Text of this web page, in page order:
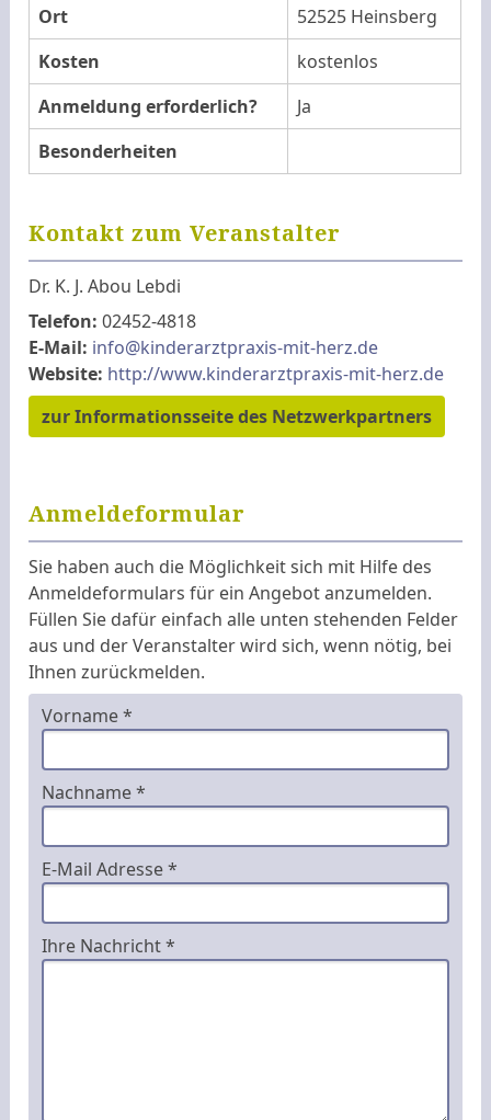
Ort
52525 Heinsberg
Kosten
kostenlos
Anmeldung erforderlich?
Ja
Besonderheiten
Kontakt zum Veranstalter
Dr. K. J. Abou Lebdi
Telefon: 02452-4818
E-Mail: info@kinderarztpraxis-mit-herz.de
Website: http://www.kinderarztpraxis-mit-herz.de
zur Informationsseite des Netzwerkpartners
Anmeldeformular
Sie haben auch die Möglichkeit sich mit Hilfe des
Anmeldeformulars für ein Angebot anzumelden.
Füllen Sie dafür einfach alle unten stehenden Felder
aus und der Veranstalter wird sich, wenn nötig, bei
Ihnen zurückmelden.
Vorname *
Nachname *
E-Mail Adresse *
Ihre Nachricht *